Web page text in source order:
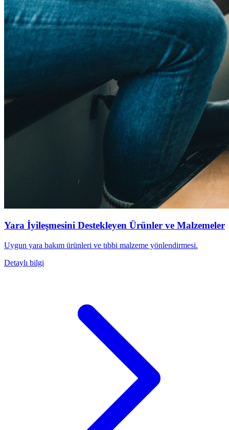
Yara İyileşmesini Destekleyen Ürünler ve Malzemeler
Uygun yara bakım ürünleri ve tıbbi malzeme yönlendirmesi.
Detaylı bilgi